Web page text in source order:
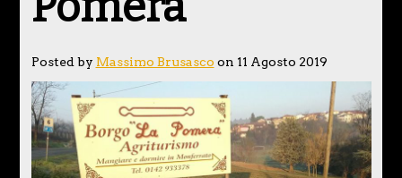
Posted by Massimo Brusasco on 11 Agosto 2019